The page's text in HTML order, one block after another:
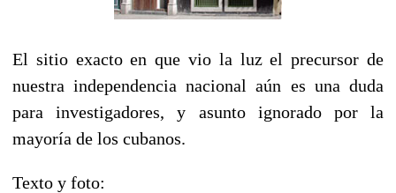
El sitio exacto en que vio la luz el precursor de
nuestra independencia nacional aún es una duda
para investigadores, y asunto ignorado por la
mayoría de los cubanos.
Texto y foto: